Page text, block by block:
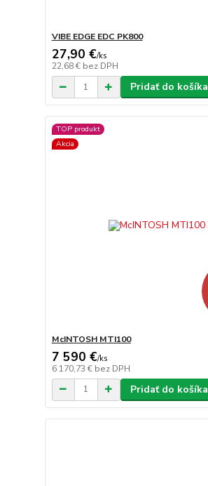
VIBE EDGE EDC PK800
27,90 €/ks
22,68 € bez DPH
Pridať do košíka
TOP produkt
Akcia
McINTOSH MTI100
7 590 €/ks
6 170,73 € bez DPH
Pridať do košíka